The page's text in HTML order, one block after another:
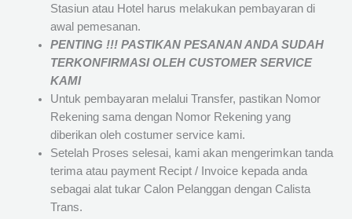
Stasiun atau Hotel harus melakukan pembayaran di
awal pemesanan.
PENTING !!! PASTIKAN PESANAN ANDA SUDAH
TERKONFIRMASI OLEH CUSTOMER SERVICE
KAMI
Untuk pembayaran melalui Transfer, pastikan Nomor
Rekening sama dengan Nomor Rekening yang
diberikan oleh costumer service kami.
Setelah Proses selesai, kami akan mengerimkan tanda
terima atau payment Recipt / Invoice kepada anda
sebagai alat tukar Calon Pelanggan dengan Calista
Trans.